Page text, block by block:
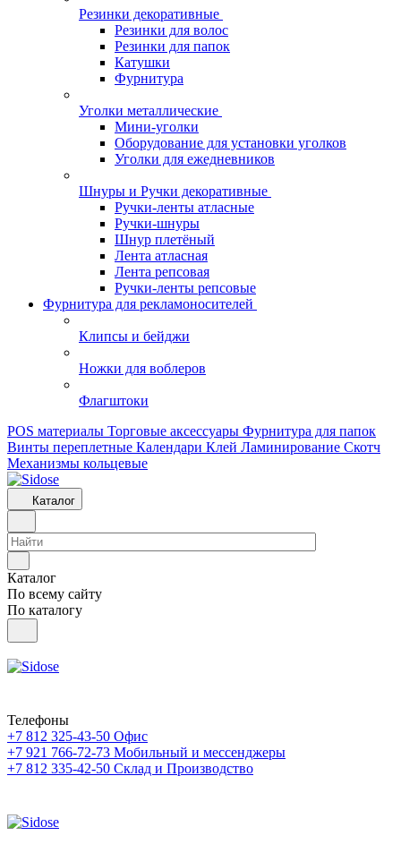
Резинки декоративные
Резинки для волос
Резинки для папок
Катушки
Фурнитура
Уголки металлические
Мини-уголки
Оборудование для установки уголков
Уголки для ежедневников
Шнуры и Ручки декоративные
Ручки-ленты атласные
Ручки-шнуры
Шнур плетёный
Лента атласная
Лента репсовая
Ручки-ленты репсовые
Фурнитура для рекламоносителей
Клипсы и бeйджи
Ножки для воблеров
Флагштоки
POS материалы Торговые аксессуары Фурнитура для папок
Винты переплетные Календари Клей Ламинирование Скотч
Механизмы кольцевые
Каталог
Каталог
По всему сайту
По каталогу
Телефоны
+7 812 325-43-50 Офис
+7 921 766-72-73 Мобильный и мессенджеры
+7 812 335-42-50 Склад и Производство